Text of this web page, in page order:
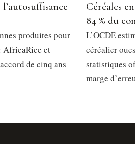
produites pour
AfricaRice et
de cinq ans
Céréales
84 % du
L’OCDE
céréalier
statistiques
marge